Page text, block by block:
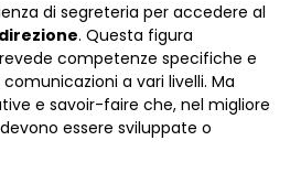
di segreteria per accedere al
. Questa figura
competenze specifiche e
a vari livelli. Ma
e savoir-faire che, nel migliore
essere sviluppate o